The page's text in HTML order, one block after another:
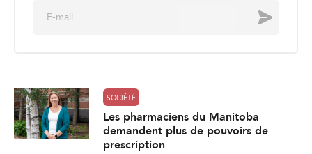
Envoyer
SOCIÉTÉ
Les pharmaciens du Manitoba
demandent plus de pouvoirs de
prescription